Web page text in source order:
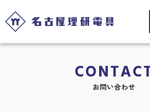
お問い合わせ